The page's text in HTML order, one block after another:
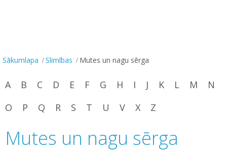
Sākumlapa Slimības Mutes un nagu sērga
A B C D E F G H I J K L M
N
O
P Q R S T U V X Z
Mutes un nagu sērga